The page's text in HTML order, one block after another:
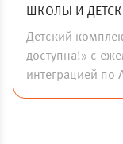
ШКОЛЫ И
Детский
доступна!» с
интеграцией по